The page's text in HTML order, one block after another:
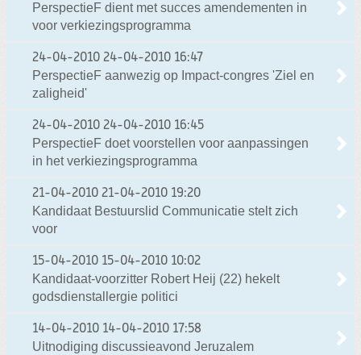
PerspectieF dient met succes amendementen in
voor verkiezingsprogramma
24-04-2010 24-04-2010 16:47
PerspectieF aanwezig op Impact-congres 'Ziel en
zaligheid'
24-04-2010 24-04-2010 16:45
PerspectieF doet voorstellen voor aanpassingen
in het verkiezingsprogramma
21-04-2010 21-04-2010 19:20
Kandidaat Bestuurslid Communicatie stelt zich
voor
15-04-2010 15-04-2010 10:02
Kandidaat-voorzitter Robert Heij (22) hekelt
godsdienstallergie politici
14-04-2010 14-04-2010 17:58
Uitnodiging discussieavond Jeruzalem